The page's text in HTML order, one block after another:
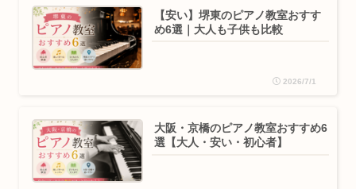
【安い】堺東のピアノ教室おすす
め6選｜大人も子供も比較
2026/7/1
大阪・京橋のピアノ教室おすすめ6
選【大人・安い・初心者】